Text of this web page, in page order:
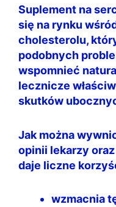
Suplement na
się na rynku
cholesterolu,
podobnych
wspomnieć
lecznicze
skutków
Jak można
opinii lekarzy
daje liczne
wzmacnia